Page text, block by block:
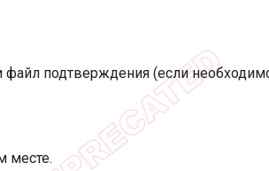
файл подтверждения (если
месте.